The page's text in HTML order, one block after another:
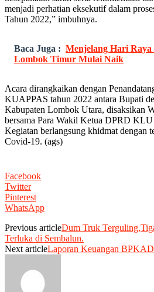
menjadi perhatian eksekutif dalam
Tahun 2022,” imbuhnya.
Baca Juga : Menjelang Hari
Lombok Timur Mulai Naik
Acara dirangkaikan dengan
KUAPPAS tahun 2022 antara Bupati
Kabupaten Lombok Utara, disaksikan
bersama Para Wakil Ketua DPRD KLU
Kegiatan berlangsung khidmat dengan
Covid-19. (ags)
Facebook
Twitter
Pinterest
WhatsApp
Previous articleDum Truk
Terluka di Sembalun.
Next articleLaporan Keuangan